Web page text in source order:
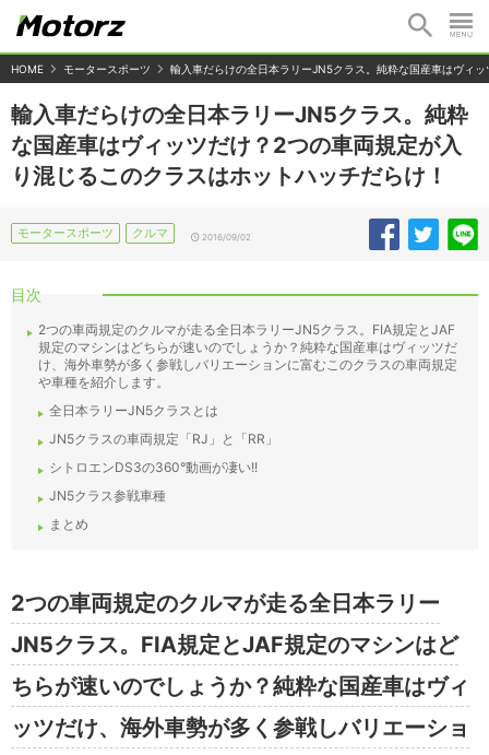
HOME モータースポーツ 輸入車だらけの全日本ラリーJN5クラス。純粋な国産車はヴィ
輸入車だらけの全日本ラリーJN5クラス。純粋
な国産車はヴィッツだけ？2つの車両規定が入
り混じるこのクラスはホットハッチだらけ！
モータースポーツ クルマ 2016/09/02
目次
2つの車両規定のクルマが走る全日本ラリーJN5クラス。FIA規定とJAF
規定のマシンはどちらが速いのでしょうか？純粋な国産車はヴィッツだ
け、海外車勢が多く参戦しバリエーションに富むこのクラスの車両規定
や車種を紹介します。
全日本ラリーJN5クラスとは
JN5クラスの車両規定「RJ」と「RR」
シトロエンDS3の360°動画が凄い!!
JN5クラス参戦車種
まとめ
2つの車両規定のクルマが走る全日本ラリー
JN5クラス。FIA規定とJAF規定のマシンはど
ちらが速いのでしょうか？純粋な国産車はヴィ
ッツだけ、海外車勢が多く参戦しバリエーショ